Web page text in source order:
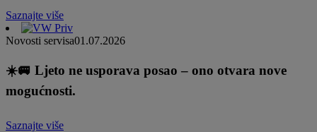
Saznajte više
Novosti servisa01.07.2026
☀️🚐 Ljeto ne usporava posao – ono otvara nove
mogućnosti.
Saznajte više